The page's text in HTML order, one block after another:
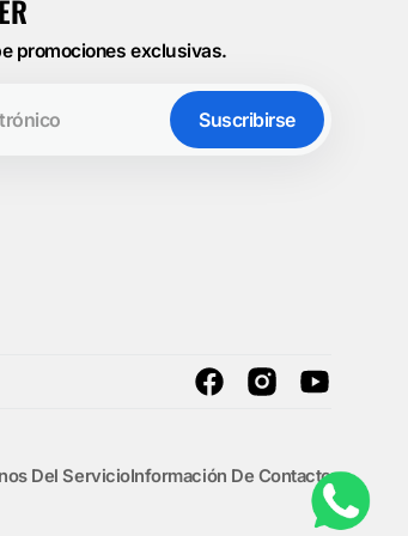
promociones exclusivas.
Suscribirse
FacebookInstagramYouTube
Del ServicioInformación De Contacto